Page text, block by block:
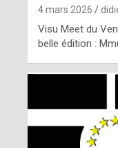
m
4 mars 2026
Visu Meet du
belle édition :